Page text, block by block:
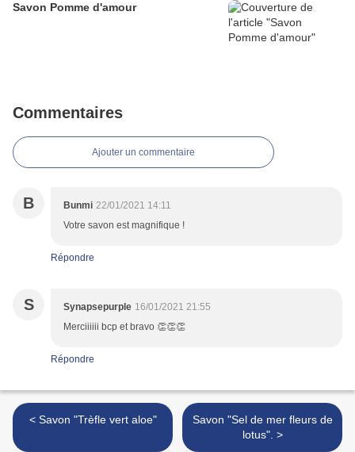
Savon Pomme d'amour
Commentaires
Ajouter un commentaire
B Bunmi 22/01/2021 14:11
Votre savon est magnifique !
Répondre
S Synapsepurple 16/01/2021 21:55
Merciiiiii bcp et bravo 👏👏👏
Répondre
< Savon "Trèfle vert aloe"
Savon "Sel de mer fleurs de
lotus". >